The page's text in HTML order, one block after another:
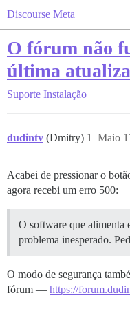
Discourse Meta
O fórum não
última
Suporte Instalação
dudintv (Dmitry) Maio
1
Acabei de pressionar o
agora recebi um erro 500:
O software que alimenta
problema inesperado.
O modo de segurança
fórum — https://